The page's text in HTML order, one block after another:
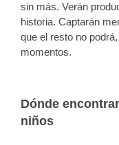
sin más. Verán
historia. Captarán
que el resto no
momentos.
Dónde
niños